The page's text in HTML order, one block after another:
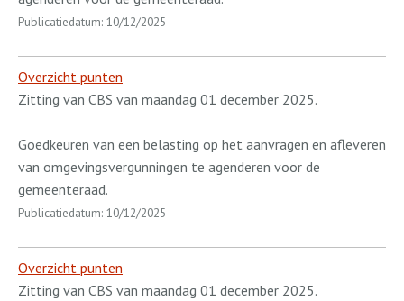
Publicatiedatum: 10/12/2025
Overzicht punten
Zitting van CBS van maandag 01 december 2025.
Goedkeuren van een belasting op het aanvragen en afleveren
van omgevingsvergunningen te agenderen voor de
gemeenteraad.
Publicatiedatum: 10/12/2025
Overzicht punten
Zitting van CBS van maandag 01 december 2025.